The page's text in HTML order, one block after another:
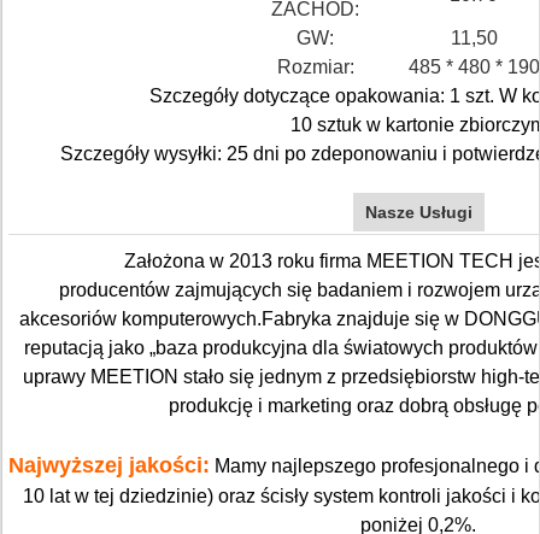
ZACHÓD:
GW:
11,50
Rozmiar:
485 * 480 * 190
Szczegóły dotyczące opakowania: 1 szt. W
10 sztuk w kartonie
Szczegóły wysyłki: 25 dni po zdeponowaniu i
Nasze Usługi
Założona w 2013 roku firma MEETION TECH
producentów zajmujących się badaniem i rozwojem
akcesoriów komputerowych.Fabryka znajduje się w
reputacją jako „baza produkcyjna dla światowych
uprawy MEETION stało się jednym z przedsiębiorstw high-
produkcję i marketing oraz dobrą obsługę
Najwyższej jakości: Mamy najlepszego profesjonalnego
10 lat w tej dziedzinie) oraz ścisły system kontroli jakości i
poniżej 0,2%.